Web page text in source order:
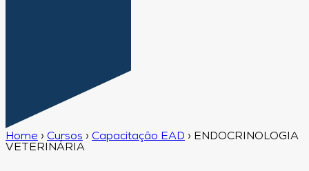
Home › Cursos › Capacitação EAD › ENDOCRINOLOGIA
VETERINÁRIA